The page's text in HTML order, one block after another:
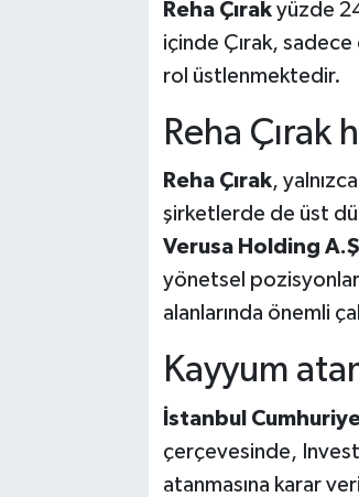
Reha Çırakyüzde
içinde Çırak,
rol üstlenmektedir.
Reha
Reha Çırak, yalnızca
şirketlerde de üst
Verusa Holding
yönetsel
alanlarında önemli
Kayyum
İstanbul
çerçevesinde,
atanmasına karar